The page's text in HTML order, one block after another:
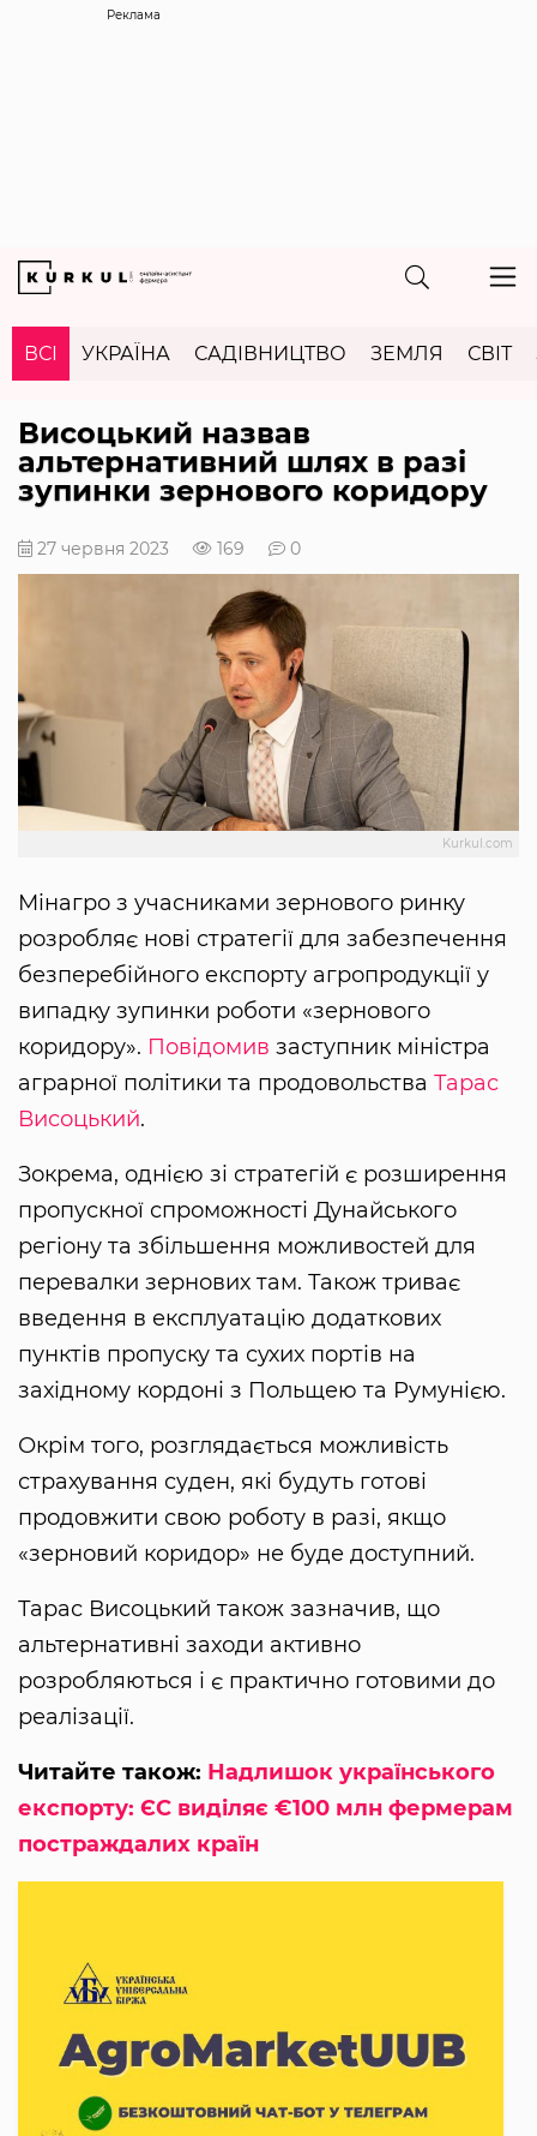
Реклама
ВСІ УКРАЇНА САДІВНИЦТВО ЗЕМЛЯ СВІТ
Висоцький назвав
альтернативний шлях в разі
зупинки зернового коридору
27 червня 2023 169 0
Kurkul.com
Мінагро з учасниками зернового ринку
розробляє нові стратегії для забезпечення
безперебійного експорту агропродукції у
випадку зупинки роботи «зернового
коридору». Повідомив заступник міністра
аграрної політики та продовольства Тарас
Висоцький.
Зокрема, однією зі стратегій є розширення
пропускної спроможності Дунайського
регіону та збільшення можливостей для
перевалки зернових там. Також триває
введення в експлуатацію додаткових
пунктів пропуску та сухих портів на
західному кордоні з Польщею та Румунією.
Окрім того, розглядається можливість
страхування суден, які будуть готові
продовжити свою роботу в разі, якщо
«зерновий коридор» не буде доступний.
Тарас Висоцький також зазначив, що
альтернативні заходи активно
розробляються і є практично готовими до
реалізації.
Читайте також: Надлишок українського
експорту: ЄС виділяє €100 млн фермерам
постраждалих країн